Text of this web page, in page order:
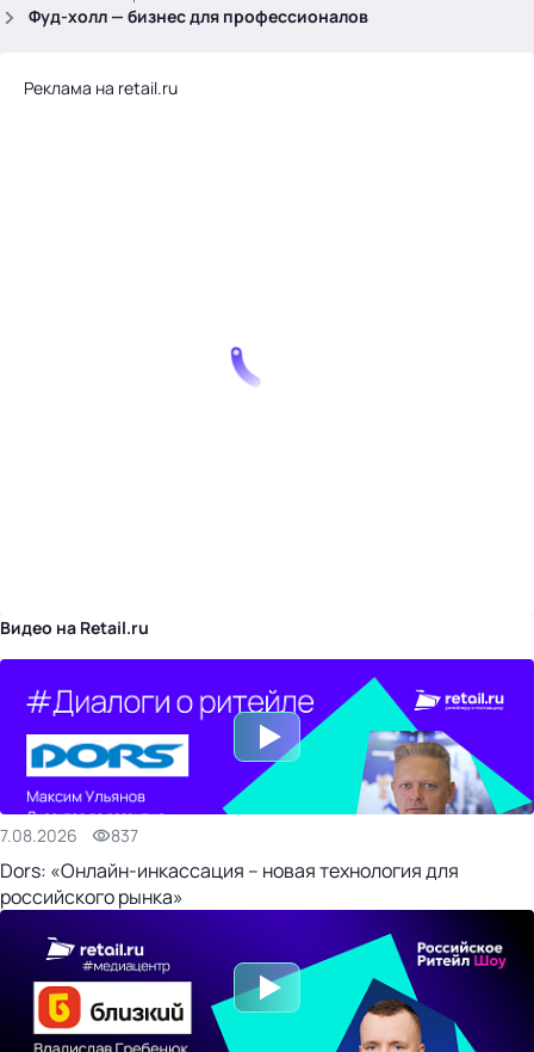
Фуд-холл — бизнес для профессионалов
Реклама на retail.ru
Видео на Retail.ru
7.08.2026 837
Dors: «Онлайн-инкассация – новая технология для
российского рынка»